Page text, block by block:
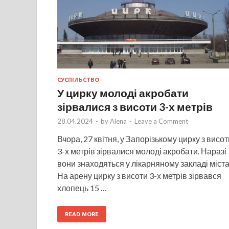
СУСПІЛЬСТВО
У цирку молоді акробати
зірвалися з висоти 3-х метрів
28.04.2024 - byAlena - Leave a Comment
Вчора, 27 квітня, у Запорізькому цирку з
3-х метрів зірвалися молоді акробати. Наразі
вони знаходяться у лікарняному закладі
На арену цирку з висоти 3-х метрів зірвався
хлопець 15 …
READ MORE